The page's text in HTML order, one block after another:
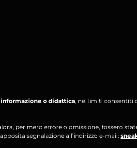
o didattica, nei limiti consentiti
per mero errore o omissione, fossero
segnalazione all’indirizzo e-mail: